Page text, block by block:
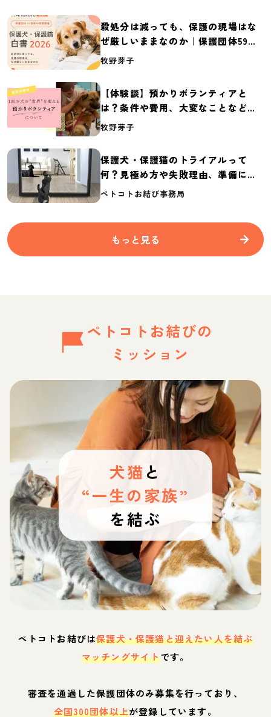
殺処分は減っても、保護の現場はな
ぜ厳しいままなのか｜保護団体59団
体の実態調査【保護犬・保護猫白書
牧野芽子
【体験談】預かりボランティアと
は？条件や費用、大変なことなど紹
介
牧野芽子
保護犬・保護猫のトライアルって
何？見極め方や失敗理由、準備に必
要なものを紹介
ペトコトお結び事務局
もっと見る
ペトコトお結びの
ミッション
犬猫 と
“一生の家族”
を結ぶ
ペトコトお結びは保護犬・保護猫と迎えたい人を結ぶ
マッチングサイトです。
審査を通過した保護団体のみ募集を行っており、
全国300団体以上が登録しています。